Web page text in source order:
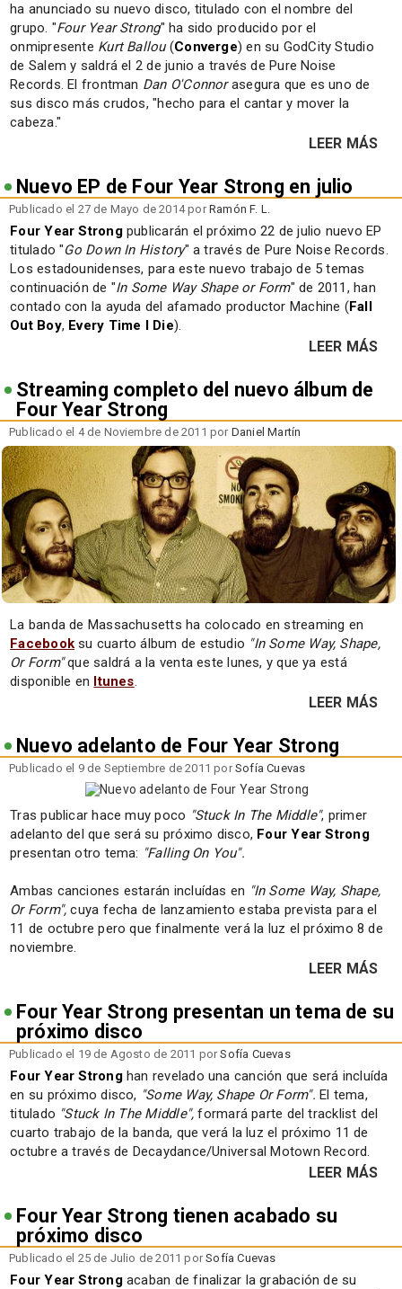
ha anunciado su nuevo disco, titulado con el nombre del
grupo. "Four Year Strong" ha sido producido por el
onmipresente Kurt Ballou(Converge) en su GodCity Studio
de Salem y saldrá el 2 de junio a través de Pure Noise
Records. El frontman Dan O'Connorasegura que es uno de
sus disco más crudos, "hecho para el cantar y mover la
cabeza."
LEER MÁS
Nuevo EP de Four Year Strong en julio
Publicado el 27 de Mayo de 2014 porRamón F. L.
Four Year Strongpublicarán el próximo 22 de julio nuevo EP
titulado "Go Down In History" a través de Pure Noise Records.
Los estadounidenses, para este nuevo trabajo de 5 temas
continuación de "In Some Way Shape or Form" de 2011, han
contado con la ayuda del afamado productor Machine (Fall
Out Boy, Every Time I Die).
LEER MÁS
Streaming completo del nuevo álbum de
Four Year Strong
Publicado el 4 de Noviembre de 2011 por Daniel Martín
La banda de Massachusetts ha colocado en streaming en
Facebook su cuarto álbum de estudio "In Some Way, Shape,
Or Form"que saldrá a la venta este lunes, y que ya está
disponible en Itunes.
LEER MÁS
Nuevo adelanto de Four Year Strong
Publicado el 9 de Septiembre de 2011 porSofía Cuevas
Tras publicar hace muy poco "Stuck In The Middle", primer
adelanto del que será su próximo disco, Four Year Strong
presentan otro tema: "Falling On You".
Ambas canciones estarán incluídas en "In Some Way, Shape,
Or Form",cuya fecha de lanzamiento estaba prevista para el
11 de octubre pero que finalmente verá la luz el próximo 8 de
noviembre.
LEER MÁS
Four Year Strong presentan un tema de su
próximo disco
Publicado el 19 de Agosto de 2011 porSofía Cuevas
Four Year Stronghan revelado una canción que será incluída
en su próximo disco, "Some Way, Shape Or Form". El tema,
titulado "Stuck In The Middle", formará parte del tracklist del
cuarto trabajo de la banda, que verá la luz el próximo 11 de
octubre a través de Decaydance/Universal Motown Record.
LEER MÁS
Four Year Strong tienen acabado su
próximo disco
Publicado el 25 de Julio de 2011 porSofía Cuevas
Four Year Strongacaban de finalizar la grabación de su